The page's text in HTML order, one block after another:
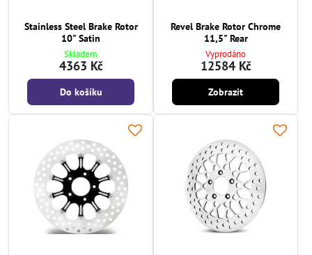
Stainless Steel Brake Rotor
10" Satin
Skladem
4363 Kč
Do košíku
Revel Brake Rotor Chrome
11,5" Rear
Vyprodáno
12584 Kč
Zobrazit